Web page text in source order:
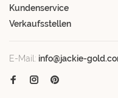
Kundenservice
Verkaufsstellen
E-Mail: info@jackie-